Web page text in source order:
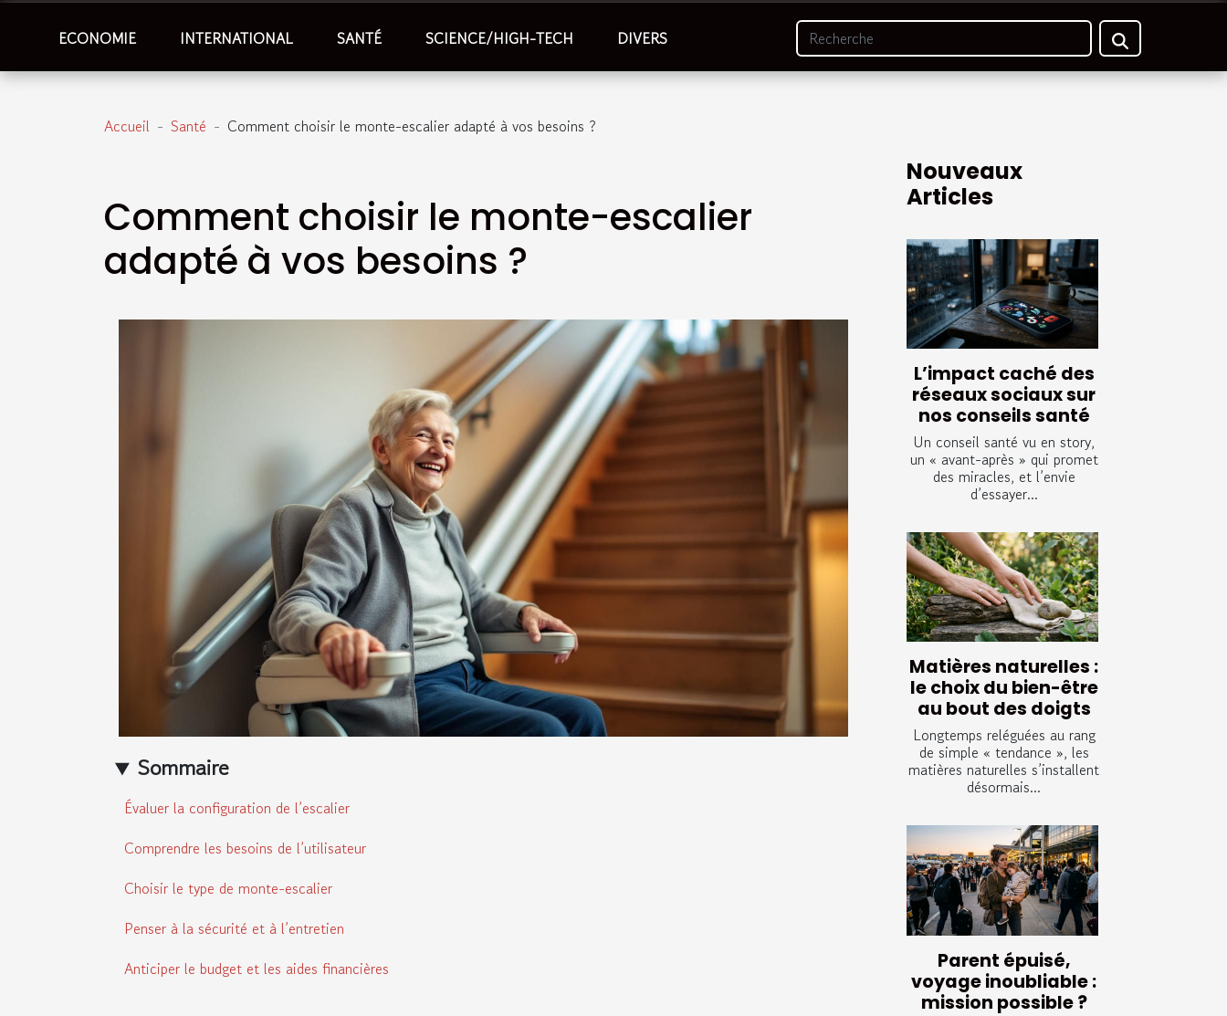
ECONOMIE INTERNATIONAL SANTÉ SCIENCE/HIGH-TECH DIVERS
Accueil Santé Comment choisir le monte-escalier adapté à vos besoins ?
Comment choisir le monte-escalier
adapté à vos besoins ?
Sommaire
Évaluer la configuration de l’escalier
Comprendre les besoins de l’utilisateur
Choisir le type de monte-escalier
Penser à la sécurité et à l’entretien
Anticiper le budget et les aides financières
Nouveaux
Articles
L’impact caché des
réseaux sociaux sur
nos conseils santé
Un conseil santé vu en story,
un « avant-après » qui promet
des miracles, et l’envie
d’essayer...
Matières naturelles :
le choix du bien-être
au bout des doigts
Longtemps reléguées au rang
de simple « tendance », les
matières naturelles s’installent
désormais...
Parent épuisé,
voyage inoubliable :
mission possible ?